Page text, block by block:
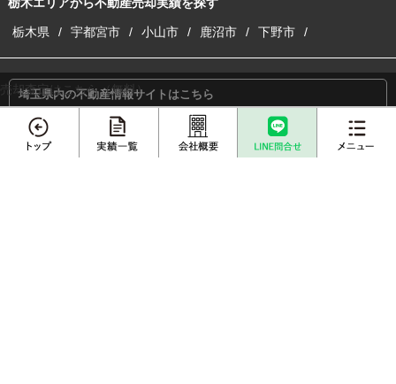
栃木エリアから不動産売却実績を探す
栃木県 宇都宮市 小山市 鹿沼市 下野市
埼玉県内の不動産情報サイトはこちら
埼玉の注文建築サイトはこちら
売却査定はこちら（無料）